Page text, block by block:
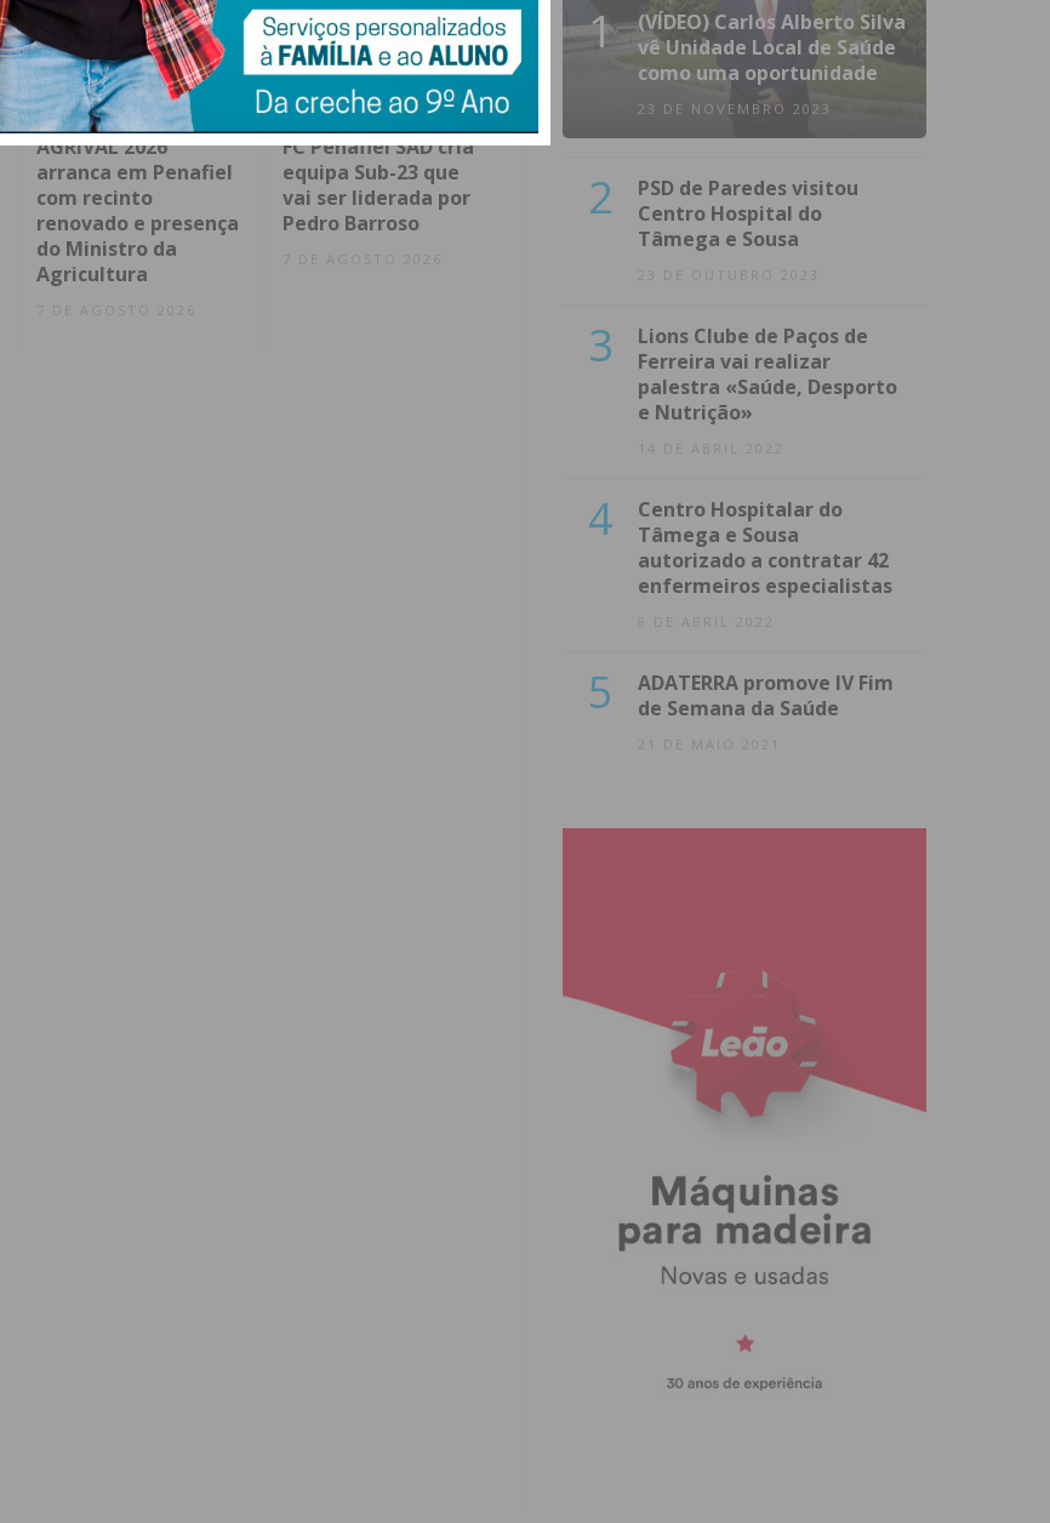
AGRIVAL 2026
arranca em Penafiel
com recinto
renovado e presença
do Ministro da
Agricultura
7 DE AGOSTO 2026
FC Penafiel SAD cria
equipa Sub-23 que
vai ser liderada por
Pedro Barroso
7 DE AGOSTO 2026
1
(VÍDEO) Carlos Alberto Silva
vê Unidade Local de Saúde
como uma oportunidade
23 DE NOVEMBRO 2023
2
PSD de Paredes visitou
Centro Hospital do
Tâmega e Sousa
23 DE OUTUBRO 2023
3
Lions Clube de Paços de
Ferreira vai realizar
palestra «Saúde, Desporto
e Nutrição»
14 DE ABRIL 2022
4
Centro Hospitalar do
Tâmega e Sousa
autorizado a contratar 42
enfermeiros especialistas
8 DE ABRIL 2022
5
ADATERRA promove IV Fim
de Semana da Saúde
21 DE MAIO 2021